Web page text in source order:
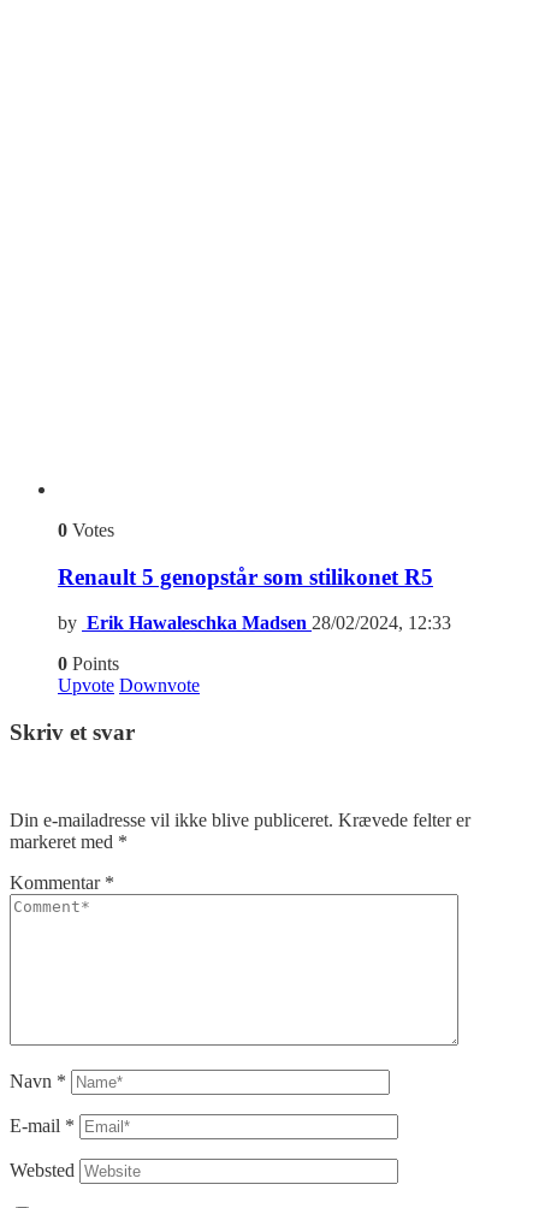
0 Votes
Renault 5 genopstår som stilikonet R5
by Erik Hawaleschka Madsen 28/02/2024, 12:33
0 Points
Upvote Downvote
Skriv et svar
Din e-mailadresse vil ikke blive publiceret. Krævede felter er
markeret med *
Kommentar *
Navn *
E-mail *
Websted